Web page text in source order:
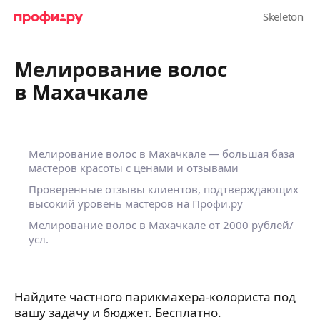
Мелирование волос
в Махачкале
Мелирование волос в Махачкале — большая база
мастеров красоты с ценами и отзывами
Проверенные отзывы клиентов, подтверждающих
высокий уровень мастеров на Профи.ру
Мелирование волос в Махачкале от 2000 рублей/
усл.
Найдите частного парикмахера-колориста под
вашу задачу и бюджет. Бесплатно.